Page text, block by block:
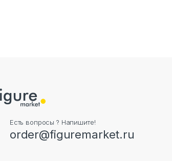
Есть вопросы ? Напишите!
order@figuremarket.ru